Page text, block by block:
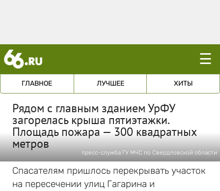
☰
ГЛАВНОЕ ЛУЧШЕЕ ХИТЫ
Рядом с главным зданием УрФУ
загорелась крыша пятиэтажки.
Площадь пожара — 300 квадратных
метров
пресс-служба ГУ МЧС по Свердловской области
Спасателям пришлось перекрывать участок
на пересечении улиц Гагарина и